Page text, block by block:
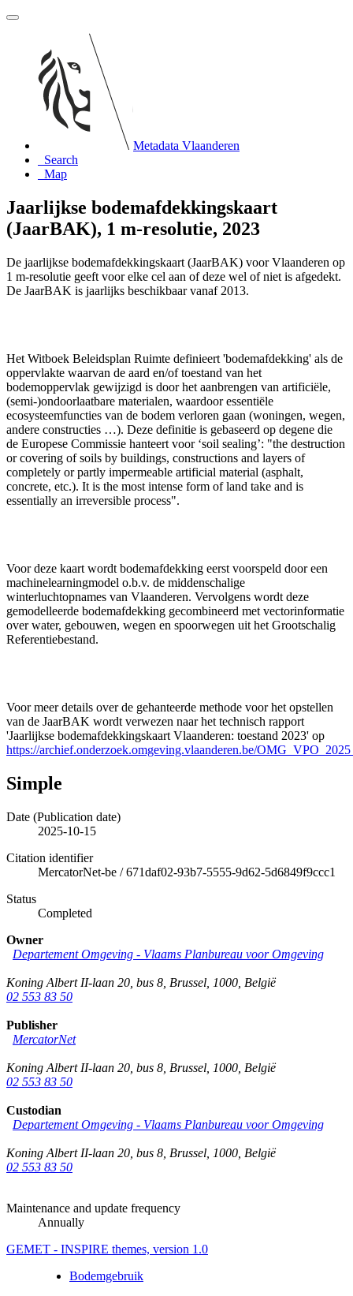
Metadata Vlaanderen
Search
Map
Jaarlijkse bodemafdekkingskaart
(JaarBAK), 1 m-resolutie, 2023
De jaarlijkse bodemafdekkingskaart (JaarBAK) voor Vlaanderen op
1 m-resolutie geeft voor elke cel aan of deze wel of niet is afgedekt.
De JaarBAK is jaarlijks beschikbaar vanaf 2013.
Het Witboek Beleidsplan Ruimte definieert 'bodemafdekking' als de
oppervlakte waarvan de aard en/of toestand van het
bodemoppervlak gewijzigd is door het aanbrengen van artificiële,
(semi-)ondoorlaatbare materialen, waardoor essentiële
ecosysteemfuncties van de bodem verloren gaan (woningen, wegen,
andere constructies …). Deze definitie is gebaseerd op degene die
de Europese Commissie hanteert voor ‘soil sealing’: "the destruction
or covering of soils by buildings, constructions and layers of
completely or partly impermeable artificial material (asphalt,
concrete, etc.). It is the most intense form of land take and is
essentially an irreversible process".
Voor deze kaart wordt bodemafdekking eerst voorspeld door een
machinelearningmodel o.b.v. de middenschalige
winterluchtopnames van Vlaanderen. Vervolgens wordt deze
gemodelleerde bodemafdekking gecombineerd met vectorinformatie
over water, gebouwen, wegen en spoorwegen uit het Grootschalig
Referentiebestand.
Voor meer details over de gehanteerde methode voor het opstellen
van de JaarBAK wordt verwezen naar het technisch rapport
'Jaarlijkse bodemafdekkingskaart Vlaanderen: toestand 2023' op
https://archief.onderzoek.omgeving.vlaanderen.be/
Simple
Date (Publication date)
2025-10-15
Citation identifier
MercatorNet-be /671daf02-93b7-5555-9d62-5d6849f9ccc1
Status
Completed
Owner
Departement Omgeving - Vlaams Planbureau voor Omgeving
Koning Albert II-laan 20, bus 8 Brussel 1000 België
02 553 83 50
Publisher
MercatorNet
Koning Albert II-laan 20, bus 8 Brussel 1000 België
02 553 83 50
Custodian
Departement Omgeving - Vlaams Planbureau voor Omgeving
Koning Albert II-laan 20, bus 8 Brussel 1000 België
02 553 83 50
Maintenance and update frequency
Annually
GEMET - INSPIRE themes, version 1.0
Bodemgebruik